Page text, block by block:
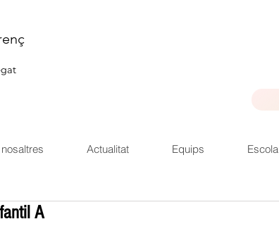
Actualitat Equips Escola
A